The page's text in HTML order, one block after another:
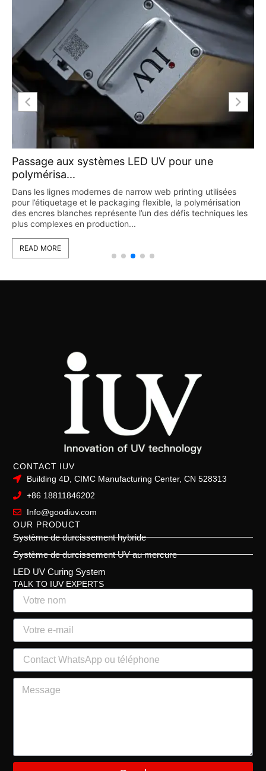
Passage aux systèmes LED UV pour une
polymérisa...
Dans les lignes modernes de narrow web printing utilisées
pour l’étiquetage et le packaging flexible, la polymérisation
des encres blanches représente l’un des défis techniques les
plus complexes en production...
READ MORE
CONTACT IUV
Building 4D, CIMC Manufacturing Center, CN 528313
+86 18811846202
Info@goodiuv.com
OUR PRODUCT
Système de durcissement hybride
Système de durcissement UV au mercure
LED UV Curing System
TALK TO IUV EXPERTS